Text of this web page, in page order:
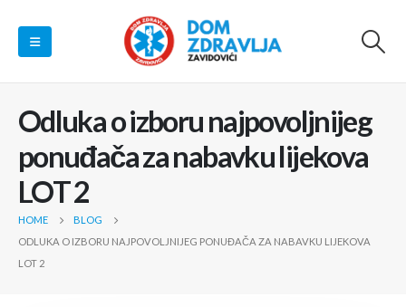
Odluka o izboru najpovoljnijeg
ponuđača za nabavku lijekova
LOT 2
HOME
BLOG
ODLUKA O IZBORU NAJPOVOLJNIJEG PONUĐAČA ZA NABAVKU LIJEKOVA
LOT 2